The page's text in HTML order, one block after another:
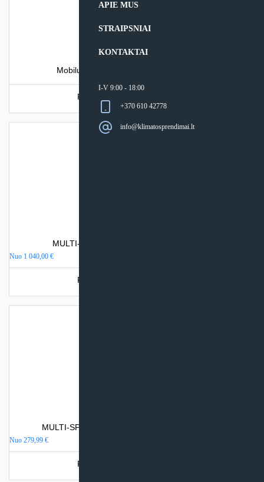
APIE MUS
STRAIPSNIAI
KONTAKTAI
I-V 9:00 - 18:00
+370 610 42778
info@klimatosprendimai.lt
Mobilus oro kondicionierius TCL LINDAB
Produkto šiuo metu neturime.
MULTI-SPLIT sistemos išorinis blokas TCL
Nuo 1 040,00 €
Produkto šiuo metu neturime.
MULTI-SPLIT sistemos vidinis blokas TCL ELITE
Nuo 279,99 €
Produkto šiuo metu neturime.